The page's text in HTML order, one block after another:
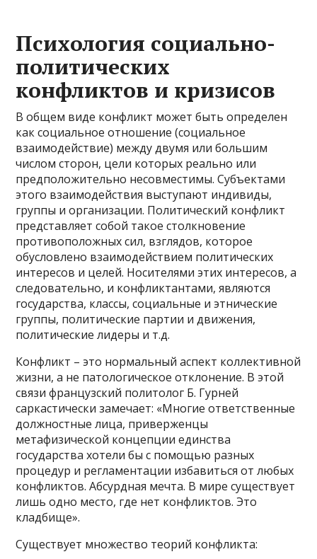
Психология социально-
политических
конфликтов и кризисов
В общем виде конфликт может быть определен
как социальное отношение (социальное
взаимодействие) между двумя или большим
числом сторон, цели которых реально или
предположительно несовместимы. Субъектами
этого взаимодействия выступают индивиды,
группы и организации. Политический конфликт
представляет собой такое столкновение
противоположных сил, взглядов, которое
обусловлено взаимодействием политических
интересов и целей. Носителями этих интересов, а
следовательно, и конфликтантами, являются
государства, классы, социальные и этнические
группы, политические партии и движения,
политические лидеры и т.д.
Конфликт – это нормальный аспект коллективной
жизни, а не патологическое отклонение. В этой
связи французский политолог Б. Гурней
саркастически замечает: «Многие ответственные
должностные лица, приверженцы
метафизической концепции единства
государства хотели бы с помощью разных
процедур и регламентации избавиться от любых
конфликтов. Абсурдная мечта. В мире существует
лишь одно место, где нет конфликтов. Это
кладбище».
Существует множество теорий конфликта: